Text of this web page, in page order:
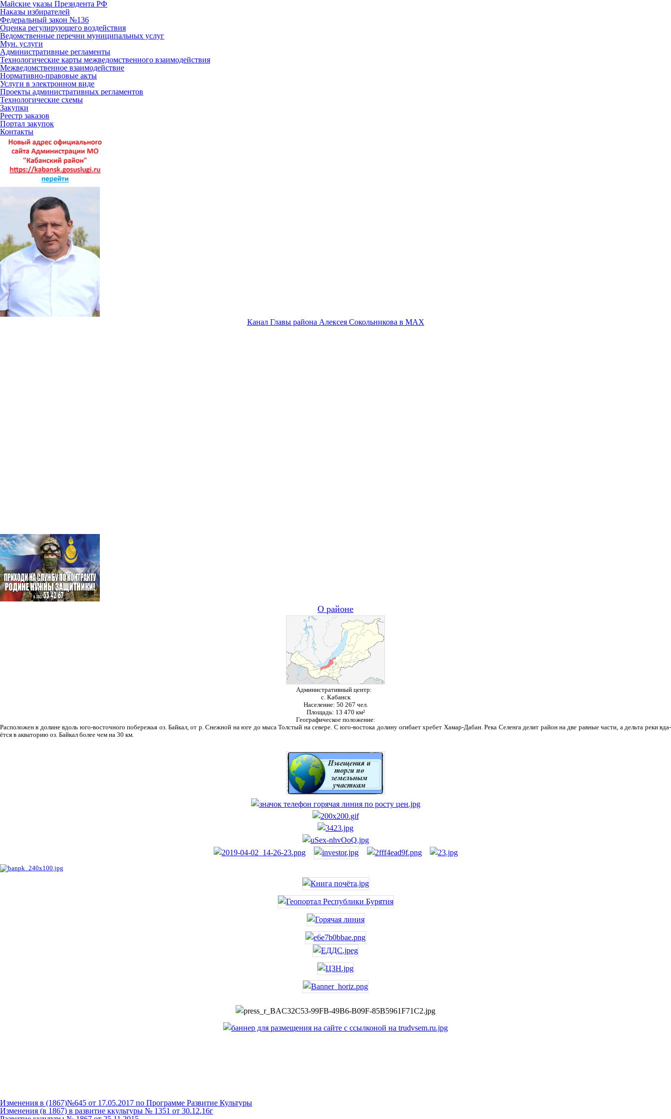
Майские указы Президента РФ
Наказы избирателей
Федеральный закон №136
Оценка регулирующего воздействия
Ведомственные перечни муниципальных услуг
Мун. услуги
Административные регламенты
Технологические карты межведомственного взаимодействия
Межведомственное взаимодействие
Нормативно-правовые акты
Услуги в электронном виде
Проекты административных регламентов
Технологические схемы
Закупки
Реестр заказов
Портал закупок
Контакты
Канал Главы района Алексея Сокольникова в MAX
О районе
Административный центр:
с. Кабанск
Население: 50 267 чел.
Площадь: 13 470 км²
Географическое положение:
Рас­положен в долине вдоль юго-восточного побережья оз. Байкал, от р. Снежной на юге до мыса Толстый на севере. С юго-востока долину огибает хребет Хамар-Дабан. Река Селенга делит район на две равные части, а дельта реки вда­
ётся в акваторию оз. Байкал более чем на 30 км.
Изменения в (1867)№645 от 17.05.2017 по Программе Развитие Культуры
Изменения (в 1867) в развитие ккультуры № 1351 от 30.12.16г